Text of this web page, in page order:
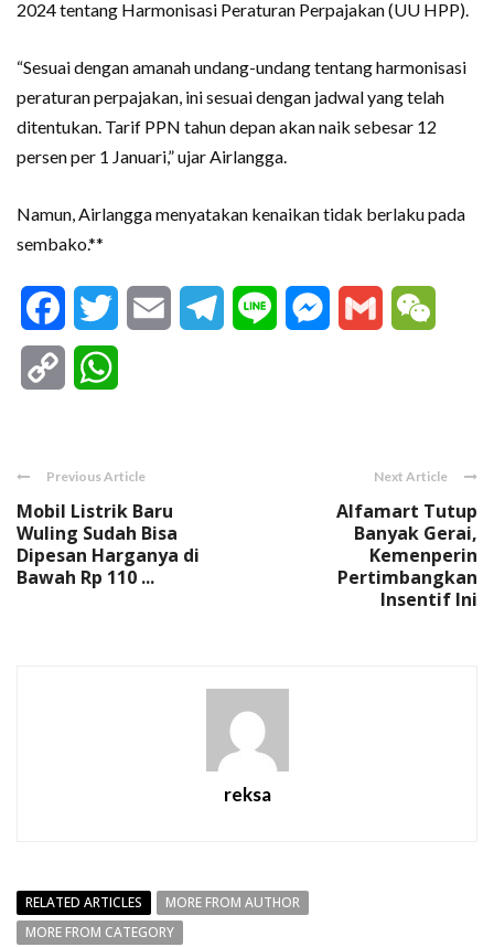
2024 tentang Harmonisasi Peraturan Perpajakan (UU HPP).
“Sesuai dengan amanah undang-undang tentang harmonisasi
peraturan perpajakan, ini sesuai dengan jadwal yang telah
ditentukan. Tarif PPN tahun depan akan naik sebesar 12
persen per 1 Januari,” ujar Airlangga.
Namun, Airlangga menyatakan kenaikan tidak berlaku pada
sembako.**
FacebookTwitter Email Telegram
Line Messenger
Gmail
Copy
Previous Article
Mobil Listrik Baru
Wuling Sudah Bisa
Dipesan Harganya di
Bawah Rp 110 ...
Next Article
Alfamart Tutup
Banyak Gerai,
Kemenperin
Pertimbangkan
Insentif Ini
reksa
RELATED ARTICLES
MORE FROM AUTHOR
MORE FROM CATEGORY